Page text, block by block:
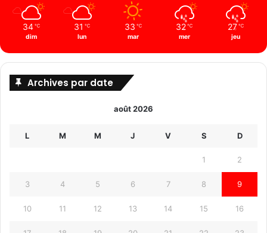
34 ℃
dim
31 ℃
lun
33 ℃
mar
32 ℃
mer
27 ℃
jeu
Archives par date
août 2026
L M M J V S D
1 2
3 4 5 6 7 8 9
10 11 12 13 14 15 16